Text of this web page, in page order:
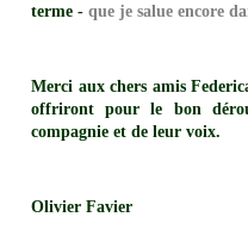
terme - que je salue encore
Merci aux chers amis
offriront pour le bon
compagnie et de leur voix.
Olivier Favier